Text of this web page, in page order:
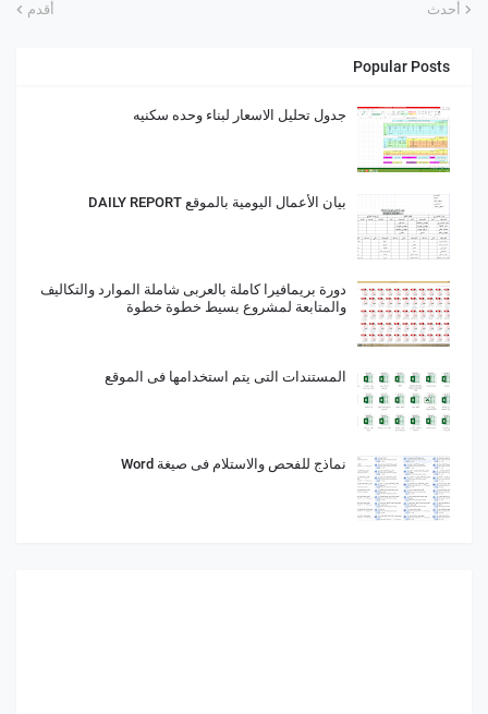
أحدث أقدم
Popular Posts
جدول تحليل الاسعار لبناء وحده سكنيه
بيان الأعمال اليومية بالموقع DAILY REPORT
دورة بريمافيرا كاملة بالعربى شاملة الموارد والتكاليف
والمتابعة لمشروع بسيط خطوة خطوة
المستندات التى يتم استخدامها فى الموقع
نماذج للفحص والاستلام فى صيغة Word